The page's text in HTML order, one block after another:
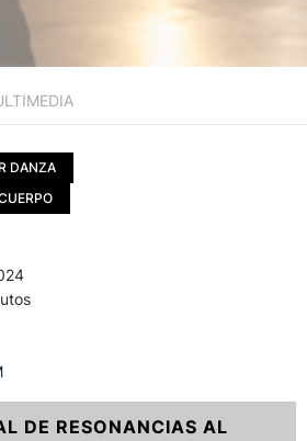
DANZA
DE RESONANCIAS AL